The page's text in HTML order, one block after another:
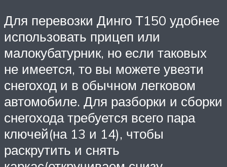
Для перевозки Динго Т150 удобнее
использовать прицеп или
малокубатурник, но если таковых
не имеется, то вы можете увезти
снегоход и в обычном легковом
автомобиле. Для разборки и сборки
снегохода требуется всего пара
ключей(на 13 и 14), чтобы
раскрутить и снять